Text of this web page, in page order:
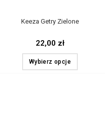
Keeza Getry Zielone
22,00 zł
Wybierz opcje